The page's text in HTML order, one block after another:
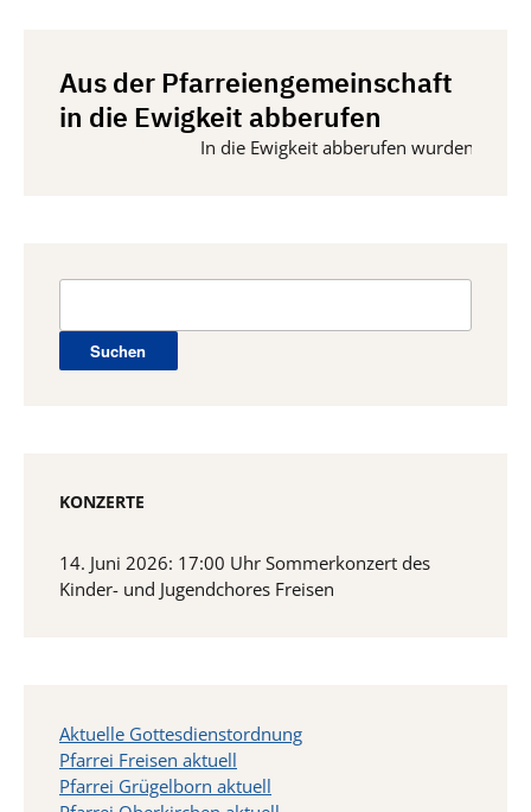
Aus der Pfarreiengemeinschaft
in die Ewigkeit abberufen
In die Ewigkeit abberufen wurden vom 15.
KONZERTE
14. Juni 2026: 17:00 Uhr Sommerkonzert des
Kinder- und Jugendchores Freisen
Aktuelle Gottesdienstordnung
Pfarrei Freisen aktuell
Pfarrei Grügelborn aktuell